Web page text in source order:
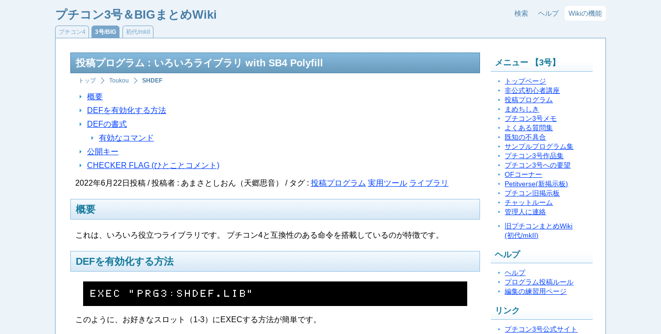
プチコン3号＆BIGまとめWiki 検索 ヘルプ Wikiの機能
プチコン4 3号/BIG 初代/mkII
投稿プログラム : いろいろライブラリ with SB4 Polyfill
トップ Toukou SHDEF
概要
DEFを有効化する方法
DEFの書式
有効なコマンド
公開キー
CHECKER FLAG (ひとことコメント)
2022年6月22日投稿 / 投稿者 : あまさとしおん（天郷思音） / タグ : 投稿プログラム 実用ツール ライブラリ
概要
これは、いろいろ役立つライブラリです。 プチコン4と互換性のある命令を搭載しているのが特徴です。
DEFを有効化する方法
Ｅ​Ｘ​Ｅ​Ｃ​ ​”​Ｐ​Ｒ​Ｇ​３​：​Ｓ​Ｈ​Ｄ​Ｅ​Ｆ​．​Ｌ​Ｉ​Ｂ​”
このように、お好きなスロット（1-3）にEXECする方法が簡単です。
メニュー 【3号】
トップページ
非公式初心者講座
投稿プログラム
まめちしき
プチコン3号メモ
よくある質問集
既知の不具合
サンプルプログラム集
プチコン3号作品集
プチコン3号への要望
OFコーナー
Petitverse(新掲示板)
プチコン旧掲示板
チャットルーム
管理人に連絡
旧プチコンまとめWiki
(初代/mkII)
ヘルプ
ヘルプ
プログラム投稿ルール
編集の練習用ページ
リンク
プチコン3号公式サイト